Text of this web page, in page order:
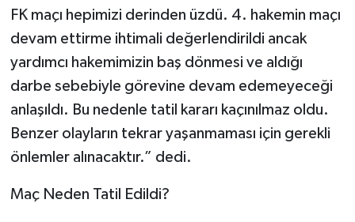
FK maçı hepimizi derinden üzdü. 4. hakemin maçı
devam ettirme ihtimali değerlendirildi ancak
yardımcı hakemimizin baş dönmesi ve aldığı
darbe sebebiyle görevine devam edemeyeceği
anlaşıldı. Bu nedenle tatil kararı kaçınılmaz oldu.
Benzer olayların tekrar yaşanmaması için gerekli
önlemler alınacaktır.” dedi.
Maç Neden Tatil Edildi?